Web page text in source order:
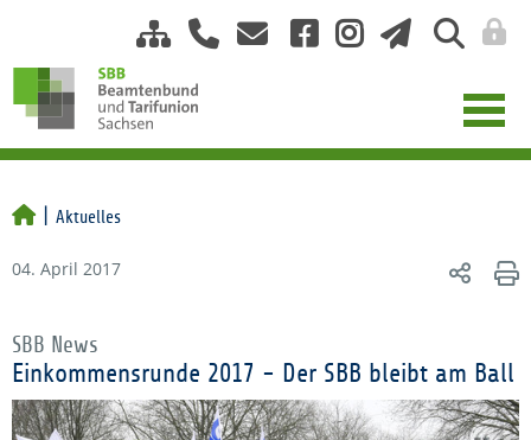
Aktuelles
04. April 2017
SBB News
Einkommensrunde 2017 - Der SBB bleibt am Ball